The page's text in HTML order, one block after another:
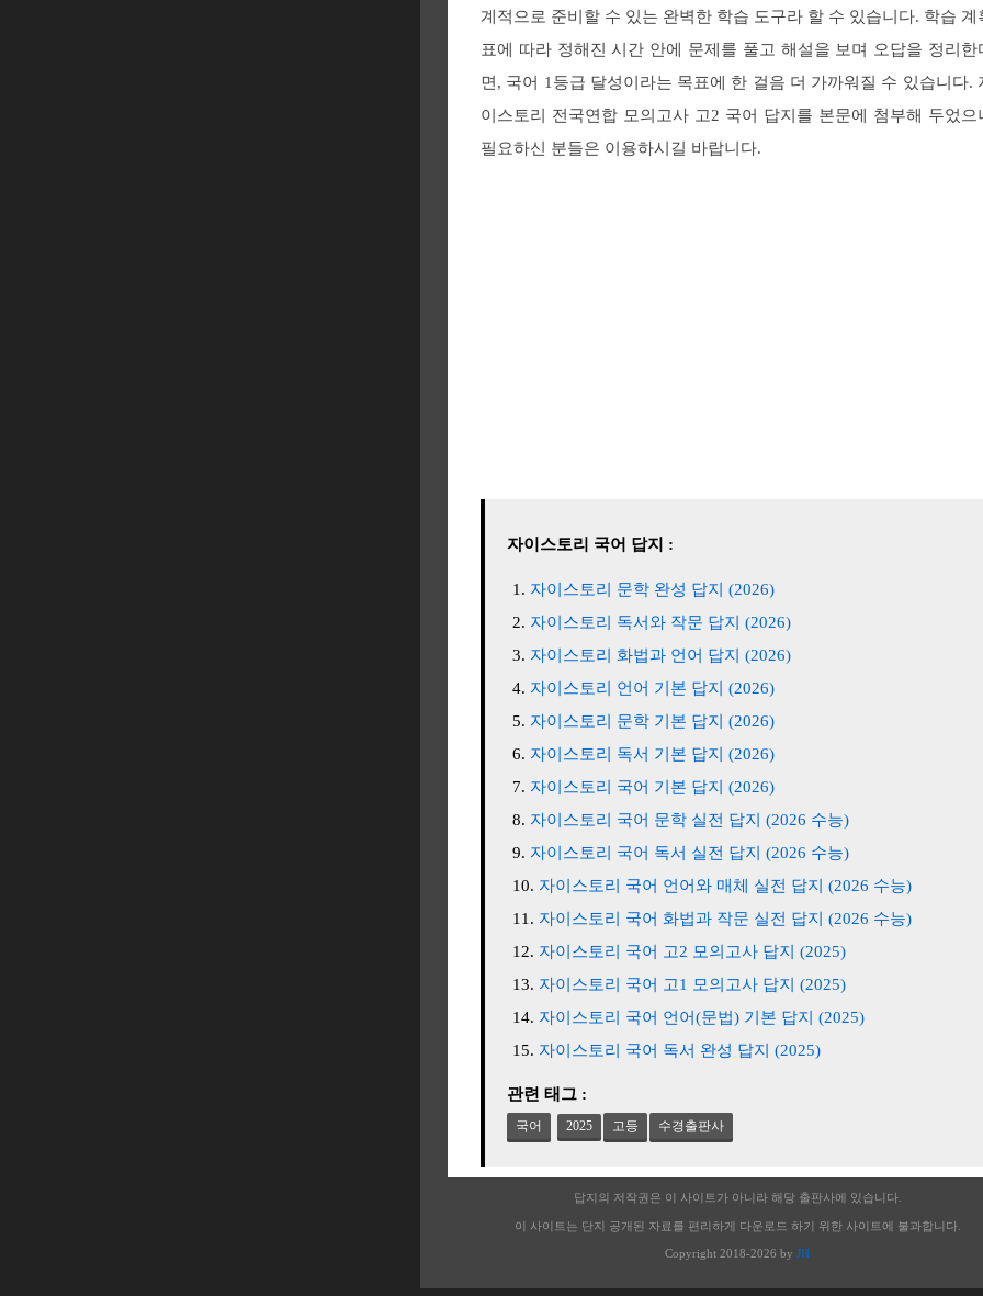
계적으로 준비할 수 있는 완벽한 학습 도구라 할 수 있습니다. 학습 계
표에 따라 정해진 시간 안에 문제를 풀고 해설을 보며 오답을 정리한
면, 국어 1등급 달성이라는 목표에 한 걸음 더 가까워질 수 있습니다.
이스토리 전국연합 모의고사 고2 국어 답지를 본문에 첨부해 두었으
필요하신 분들은 이용하시길 바랍니다.
자이스토리 국어 답지 :
자이스토리 문학 완성 답지 (2026)
자이스토리 독서와 작문 답지 (2026)
자이스토리 화법과 언어 답지 (2026)
자이스토리 언어 기본 답지 (2026)
자이스토리 문학 기본 답지 (2026)
자이스토리 독서 기본 답지 (2026)
자이스토리 국어 기본 답지 (2026)
자이스토리 국어 문학 실전 답지 (2026 수능)
자이스토리 국어 독서 실전 답지 (2026 수능)
자이스토리 국어 언어와 매체 실전 답지 (2026 수능)
자이스토리 국어 화법과 작문 실전 답지 (2026 수능)
자이스토리 국어 고2 모의고사 답지 (2025)
자이스토리 국어 고1 모의고사 답지 (2025)
자이스토리 국어 언어(문법) 기본 답지 (2025)
자이스토리 국어 독서 완성 답지 (2025)
관련 태그 :
국어 2025 고등 수경출판사
답지의 저작권은 이 사이트가 아니라 해당 출판사에 있습니다.
이 사이트는 단지 공개된 자료를 편리하게 다운로드 하기 위한 사이트에 불과합니다.
Copyright 2018-2026 by JH